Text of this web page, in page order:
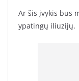
Ar šis įvykis bus
ypatingų iliuzijų.